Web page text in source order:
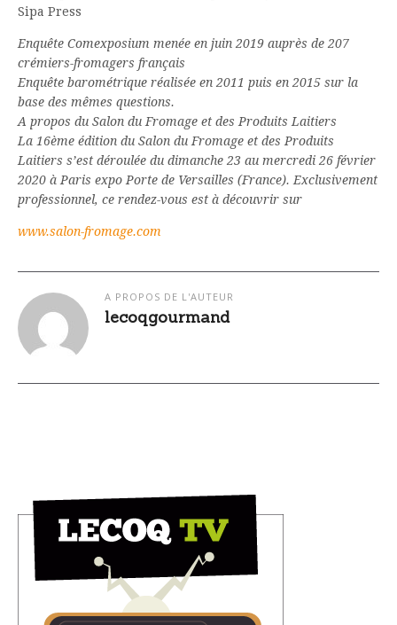
Sipa Press
Enquête Comexposium menée en juin 2019 auprès de 207
crémiers-fromagers français
Enquête barométrique réalisée en 2011 puis en 2015 sur la
base des mêmes questions.
A propos du Salon du Fromage et des Produits Laitiers
La 16ème édition du Salon du Fromage et des Produits
Laitiers s’est déroulée du dimanche 23 au mercredi 26 février
2020 à Paris expo Porte de Versailles (France). Exclusivement
professionnel, ce rendez-vous est à découvrir sur
www.salon-fromage.com
A PROPOS DE L'AUTEUR
lecoqgourmand